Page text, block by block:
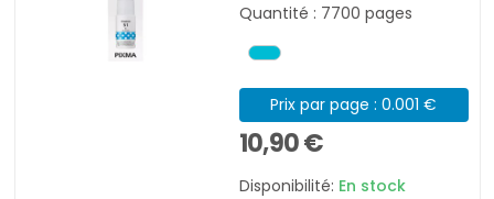
Quantité : 7700 pages
Prix par page : 0.001 €
10,90 €
Disponibilité: En stock